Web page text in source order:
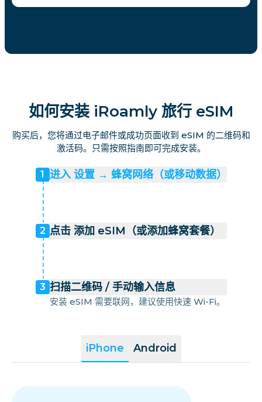
如何安装 iRoamly 旅行 eSIM
购买后，您将通过电子邮件或成功页面收到 eSIM 的二维码和
激活码。只需按照指南即可完成安装。
iPhone Android
1 进入 设置 → 蜂窝网络（或移动数据）
2 点击 添加 eSIM（或添加蜂窝套餐）
3 扫描二维码 / 手动输入信息
安装 eSIM 需要联网，建议使用快速 Wi-Fi。